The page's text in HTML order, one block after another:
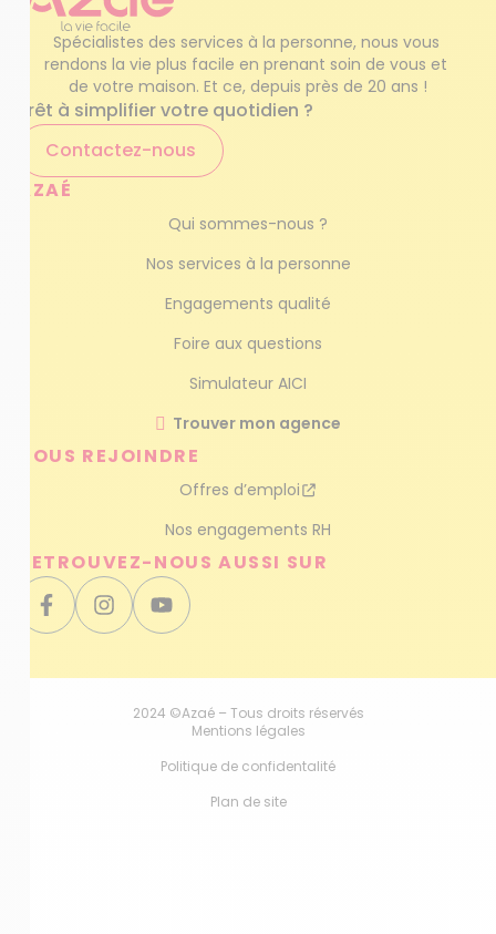
Spécialistes des services à la personne, nous vous
rendons la vie plus facile en prenant soin de vous et
de votre maison. Et ce, depuis près de 20 ans !
Prêt à simplifier votre quotidien ?
Contactez-nous
AZAÉ
Qui sommes-nous ?
Nos services à la personne
Engagements qualité
Foire aux questions
Simulateur AICI
Trouver mon agence
NOUS REJOINDRE
Offres d’emploi
Nos engagements RH
RETROUVEZ-NOUS AUSSI SUR
2024 ©Azaé – Tous droits réservés
Mentions légales
Politique de confidentalité
Plan de site